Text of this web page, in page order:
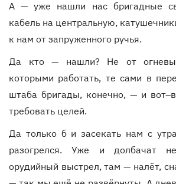
А — уже нашли нас бригадные
кабель на центральную,
к нам от запруженного ручья.
Да кто — нашли? Не от
которыми работать, те сами в
штаба бригады, конечно, — и
требовать целей.
Да только б и засекать нам с
разогрелся. Уже и долбачат
орудийный выстрел, там — налёт,